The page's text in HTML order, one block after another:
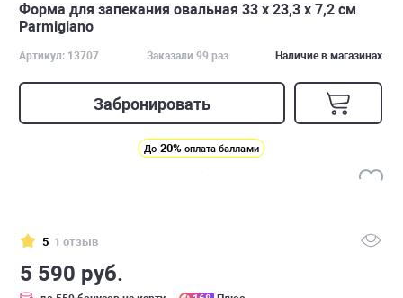
Форма для запекания овальная 33 х 23,3 х 7,2 см
Parmigiano
Артикул: 13707 Заказали 99 раз Наличие в магазинах
Забронировать
До 20% оплата баллами
5 1 отзыв
5 590 руб.